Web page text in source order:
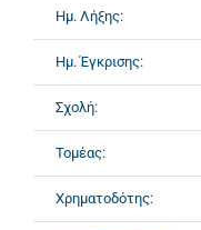
Ημ. Λήξης:
Ημ. Έγκρισης:
Σχολή:
Τομέας:
Χρηματοδότης: